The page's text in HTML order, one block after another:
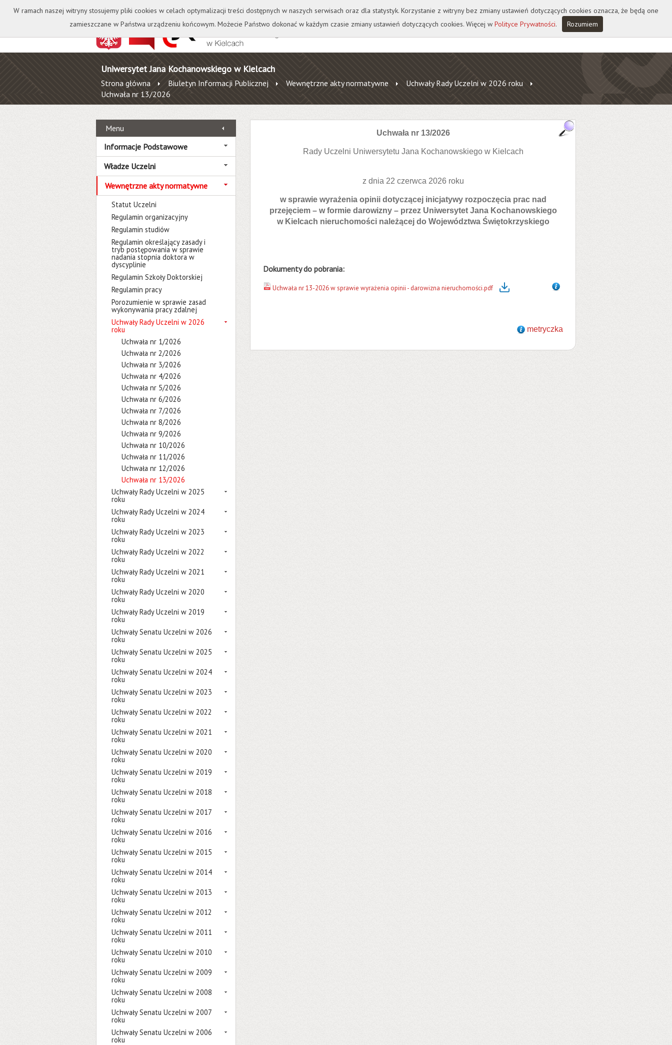
Kontakt Biblioteka Wydawnictwo Wirtualna Uczelnia A A A A
Uniwersytet Jana Kochanowskiego w Kielcach
Strona główna Biuletyn Informacji Publicznej Wewnętrzne akty normatywne
Uchwały Rady Uczelni w 2026 roku
Uchwała nr 13/2026
Menu
Informacje Podstawowe
Władze Uczelni
Wewnętrzne akty normatywne
Statut Uczelni
Regulamin organizacyjny
Regulamin studiów
Regulamin określający zasady i
tryb postępowania w sprawie
nadania stopnia doktora w
dyscyplinie
Regulamin Szkoły Doktorskiej
Regulamin pracy
Porozumienie w sprawie zasad
wykonywania pracy zdalnej
Uchwały Rady Uczelni w 2026
roku
Uchwała nr 1/2026
Uchwała nr 2/2026
Uchwała nr 3/2026
Uchwała nr 4/2026
Uchwała nr 5/2026
Uchwała nr 6/2026
Uchwała nr 7/2026
Uchwała nr 8/2026
Uchwała nr 9/2026
Uchwała nr 10/2026
Uchwała nr 11/2026
Uchwała nr 12/2026
Uchwała nr 13/2026
Uchwały Rady Uczelni w 2025
roku
Uchwały Rady Uczelni w 2024
roku
Uchwały Rady Uczelni w 2023
roku
Uchwały Rady Uczelni w 2022
roku
Uchwały Rady Uczelni w 2021
roku
Uchwały Rady Uczelni w 2020
roku
Uchwały Rady Uczelni w 2019
roku
Uchwały Senatu Uczelni w 2026
roku
Uchwały Senatu Uczelni w 2025
roku
Uchwały Senatu Uczelni w 2024
roku
Uchwały Senatu Uczelni w 2023
roku
Uchwały Senatu Uczelni w 2022
roku
Uchwały Senatu Uczelni w 2021
roku
Uchwały Senatu Uczelni w 2020
roku
Uchwały Senatu Uczelni w 2019
roku
Uchwały Senatu Uczelni w 2018
roku
Uchwały Senatu Uczelni w 2017
roku
Uchwały Senatu Uczelni w 2016
roku
Uchwały Senatu Uczelni w 2015
roku
Uchwały Senatu Uczelni w 2014
roku
Uchwały Senatu Uczelni w 2013
roku
Uchwały Senatu Uczelni w 2012
roku
Uchwały Senatu Uczelni w 2011
roku
Uchwały Senatu Uczelni w 2010
roku
Uchwały Senatu Uczelni w 2009
roku
Uchwały Senatu Uczelni w 2008
roku
Uchwały Senatu Uczelni w 2007
roku
Uchwały Senatu Uczelni w 2006
roku
Uchwała nr 13/2026
Rady Uczelni Uniwersytetu Jana Kochanowskiego w Kielcach
z dnia 22 czerwca 2026 roku
w sprawie wyrażenia opinii dotyczącej inicjatywy rozpoczęcia prac nad
przejęciem – w formie darowizny – przez Uniwersytet Jana Kochanowskiego
w Kielcach nieruchomości należącej do Województwa Świętokrzyskiego
Dokumenty do pobrania:
Uchwała nr 13-2026 w sprawie wyrażenia opinii - darowizna nieruchomości.pdf
metryczka
W ramach naszej witryny stosujemy pliki cookies w celach optymalizacji treści dostępnych w naszych serwisach oraz dla statystyk. Korzystanie z witryny bez zmiany ustawień dotyczących cookies oznacza, że będą one
zamieszczane w Państwa urządzeniu końcowym. Możecie Państwo dokonać w każdym czasie zmiany ustawień dotyczących cookies. Więcej w Polityce Prywatności. Rozumiem